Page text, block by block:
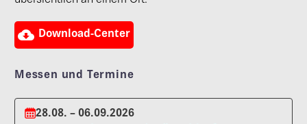
 Download-Center
Messen und Termine
28.08. – 06.09.2026